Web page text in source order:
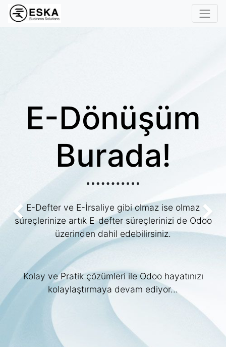
E-Dönüşüm
Burada!
E-Defter ve E-İrsaliye gibi olmaz ise olmaz
süreçlerinize artık E-defter süreçlerinizi de Odoo
üzerinden dahil edebilirsiniz.
Kolay ve Pratik çözümleri ile Odoo hayatınızı
kolaylaştırmaya devam ediyor...
Previous